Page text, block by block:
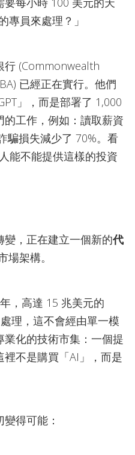
專員來處理？」
行 (Commonwealth
已經正在實行。他們
」，而是部署了 1,000
工作，例如：讀取薪資
騙損失減少了 70%。看
能不能提供這樣的投資
，正在建立一個新的代
場架構。
，高達 15 兆美元的
理，這不會經由單一模
化的技術市集：一個提
不是購買「AI」，而是
得可能：